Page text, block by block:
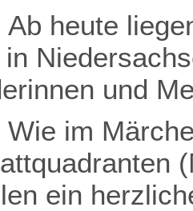
Ab heute
und
Wie im
ein